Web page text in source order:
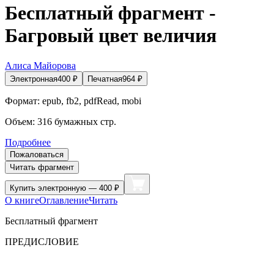
Бесплатный фрагмент -
Багровый цвет величия
Алиса Майорова
Электронная400 ₽ Печатная964 ₽
Формат: epub, fb2, pdfRead, mobi
Объем: 316 бумажных стр.
Подробнее
Пожаловаться
Читать фрагмент
Купить электронную — 400 ₽
О книгеОглавлениеЧитать
Бесплатный фрагмент
ПРЕДИСЛОВИЕ